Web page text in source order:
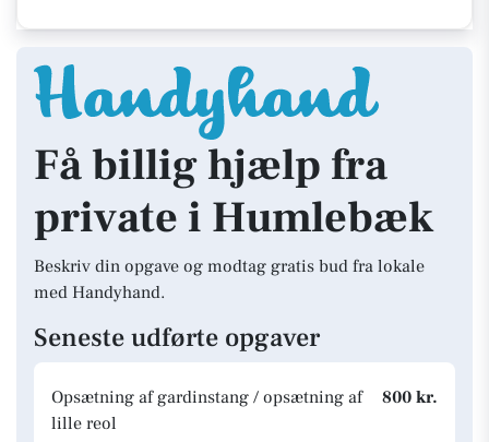
Få billig hjælp fra
private i Humlebæk
Beskriv din opgave og modtag gratis bud fra lokale
med Handyhand.
Seneste udførte opgaver
Opsætning af gardinstang / opsætning af
lille reol
800 kr.